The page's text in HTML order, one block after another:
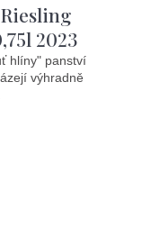
2023
hlíny" panství
výhradně